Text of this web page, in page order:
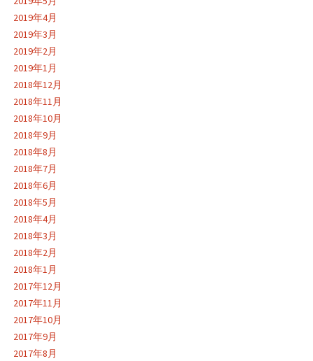
2019年4月
2019年3月
2019年2月
2019年1月
2018年12月
2018年11月
2018年10月
2018年9月
2018年8月
2018年7月
2018年6月
2018年5月
2018年4月
2018年3月
2018年2月
2018年1月
2017年12月
2017年11月
2017年10月
2017年9月
2017年8月